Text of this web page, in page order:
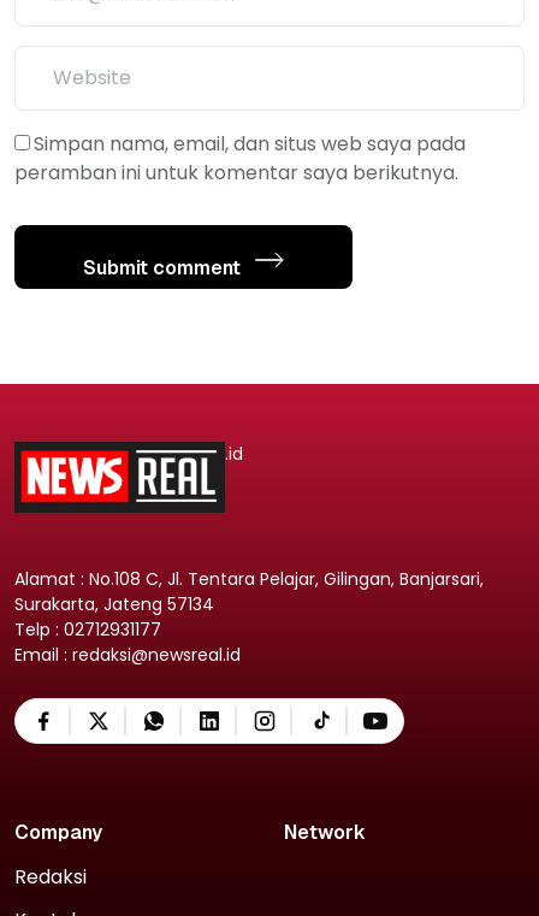
Simpan nama, email, dan situs web saya pada
peramban ini untuk komentar saya berikutnya.
Submit comment
.id
Alamat : No.108 C, Jl. Tentara Pelajar, Gilingan, Banjarsari,
Surakarta, Jateng 57134
Telp : 02712931177
Email : redaksi@newsreal.id
Company
Redaksi
Network